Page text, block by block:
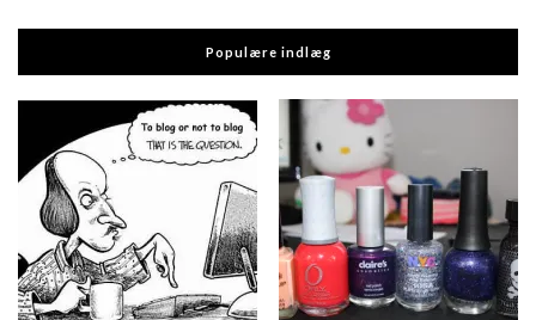
Populære indlæg